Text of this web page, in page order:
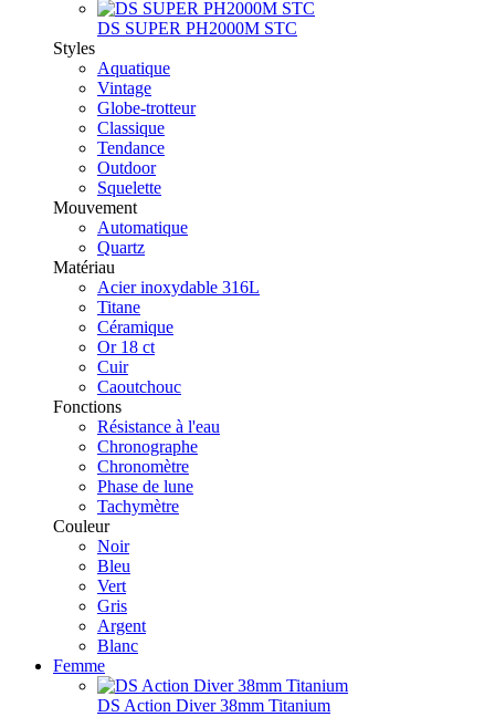
DS SUPER PH2000M STC
Styles
Aquatique
Vintage
Globe-trotteur
Classique
Tendance
Outdoor
Squelette
Mouvement
Automatique
Quartz
Matériau
Acier inoxydable 316L
Titane
Céramique
Or 18 ct
Cuir
Caoutchouc
Fonctions
Résistance à l'eau
Chronographe
Chronomètre
Phase de lune
Tachymètre
Couleur
Noir
Bleu
Vert
Gris
Argent
Blanc
Femme
DS Action Diver 38mm Titanium